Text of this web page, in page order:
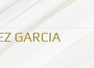
GARCIA